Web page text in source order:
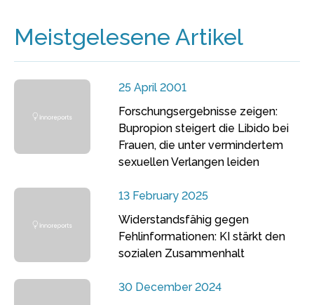
Meistgelesene Artikel
25 April 2001
Forschungsergebnisse zeigen:
Bupropion steigert die Libido bei
Frauen, die unter vermindertem
sexuellen Verlangen leiden
13 February 2025
Widerstandsfähig gegen
Fehlinformationen: KI stärkt den
sozialen Zusammenhalt
30 December 2024